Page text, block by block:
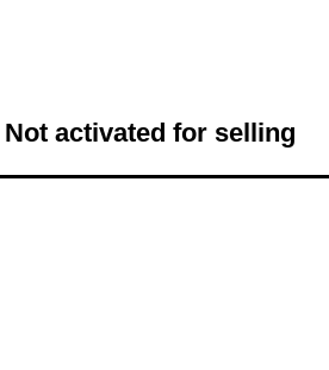
Not activated for selling